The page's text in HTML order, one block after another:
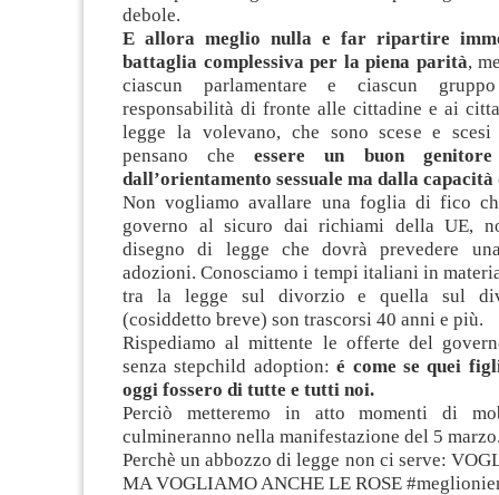
debole.
E allora meglio nulla e far ripartire
battaglia complessiva per la piena parità,
ciascun parlamentare e ciascun
responsabilità di fronte alle cittadine e ai
legge la volevano, che sono scese e
pensano cheessere un buon
dall’orientamento sessuale ma dalla
Non vogliamo avallare una foglia di fico
governo al sicuro dai richiami della UE,
disegno di legge che dovrà prevedere
adozioni. Conosciamo i tempi italiani in
tra la legge sul divorzio e quella sul
(cosiddetto breve) son trascorsi 40 anni e più.
Rispediamo al mittente le offerte del
senza stepchild adoption:é come se quei
oggi fossero di tutte e tutti noi.
Perciò metteremo in atto momenti di
culmineranno nella manifestazione del 5
Perchè un abbozzo di legge non ci serve:
MA VOGLIAMO ANCHE LE ROSE